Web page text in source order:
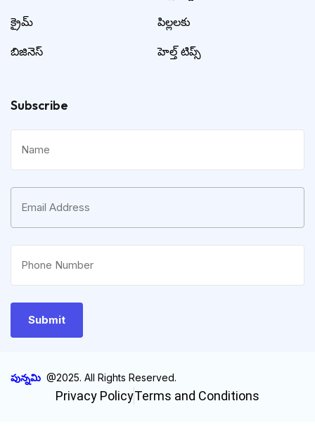
క్రైమ్
బిజినెస్
పిల్లలకు
హెల్త్ టిప్స్
Subscribe
పున్నమి @2025. All Rights Reserved.
Privacy PolicyTerms and Conditions